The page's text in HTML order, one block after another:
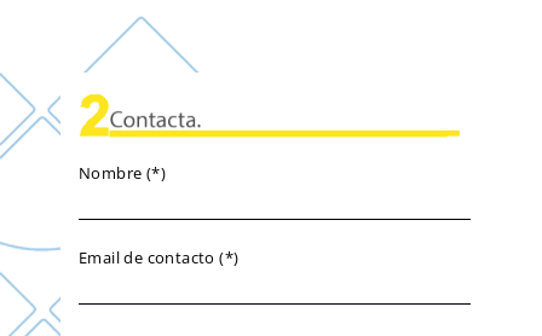
Nombre (*)
Email de contacto (*)